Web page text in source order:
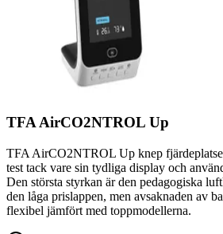
TFA AirCO2NTROL Up
TFA AirCO2NTROL Up knep
test tack vare sin tydliga display och
Den största styrkan är den pedagogiska
den låga prislappen, men avsaknaden av
flexibel jämfört med toppmodellerna.